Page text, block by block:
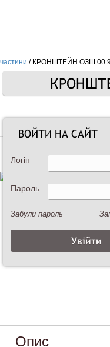
частини / КРОНШТЕЙН ОЗШ
Опис
ВОЙТИ НА САЙТ
Логін
Пароль
Забули пароль